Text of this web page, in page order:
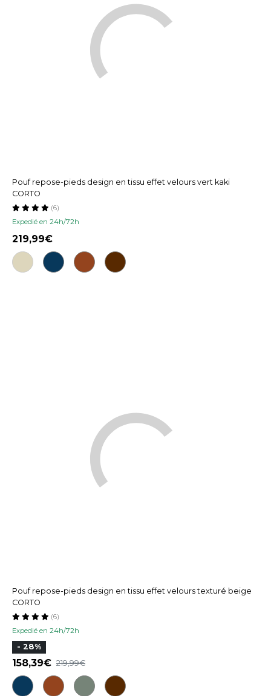
Pouf repose-pieds design en tissu effet velours vert kaki
CORTO
Expedié en 24h/72h
(6)
219,99
Pouf repose-pieds design en tissu effet velours texturé beige
CORTO
Expedié en 24h/72h
(6)
- 28%
158,39 219,99